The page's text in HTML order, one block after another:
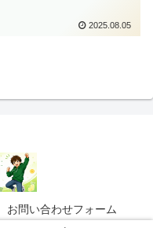
2025.08.05
お問い合わせフォーム